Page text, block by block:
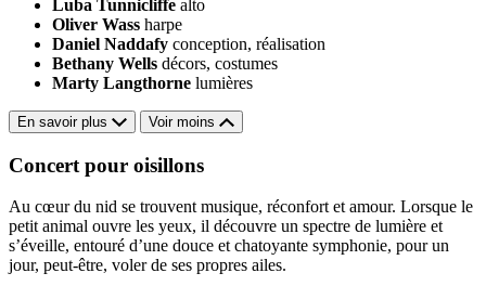
Luba Tunnicliffe alto
Oliver Wass harpe
Daniel Naddafy conception, réalisation
Bethany Wells décors, costumes
Marty Langthorne lumières
En savoir plus Voir moins
Concert pour oisillons
Au cœur du nid se trouvent musique, réconfort et amour. Lorsque le
petit animal ouvre les yeux, il découvre un spectre de lumière et
s’éveille, entouré d’une douce et chatoyante symphonie, pour un
jour, peut-être, voler de ses propres ailes.